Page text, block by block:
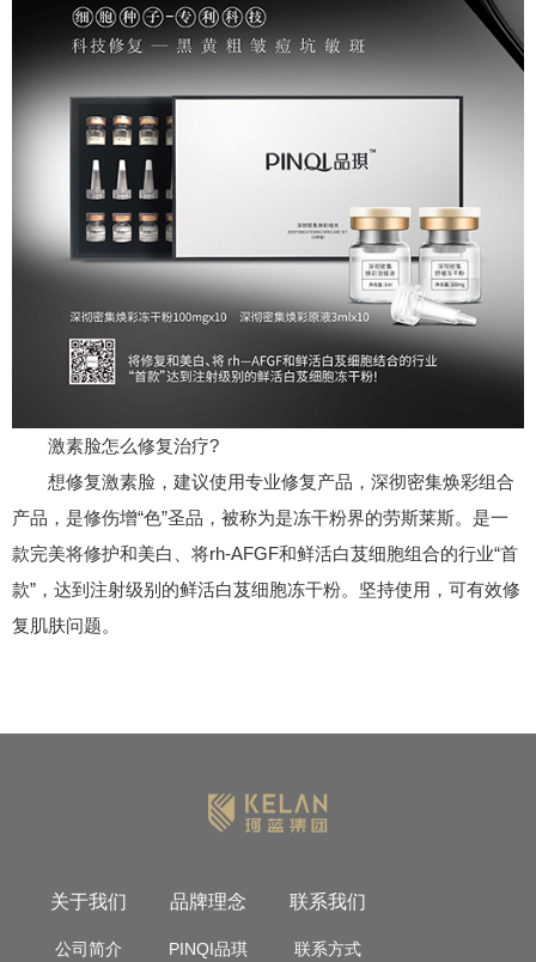
激素脸怎么修复治疗?
想修复激素脸，建议使用专业修复产品，深彻密集焕彩组合
产品，是修伤增“色”圣品，被称为是冻干粉界的劳斯莱斯。是一
款完美将修护和美白、将rh-AFGF和鲜活白芨细胞组合的行业“首
款”，达到注射级别的鲜活白芨细胞冻干粉。坚持使用，可有效修
复肌肤问题。
关于我们
公司简介
品牌理念
PINQI品琪
联系我们
联系方式